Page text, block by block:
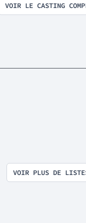
VOIR LE CASTING
VOIR PLUS DE